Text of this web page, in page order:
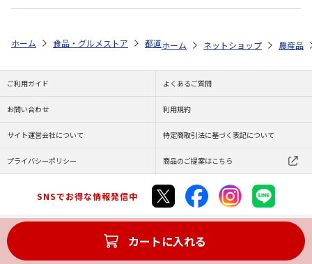
カートに入れる
ホーム 食品・グルメストア 都道府県から探す 北海道 富良野メ
ホーム ネットショップ 農産品
ご利用ガイド よくあるご質問
お問い合わせ 利用規約
サイト運営会社について 特定商取引法に基づく表記について
プライバシーポリシー 商品のご提案はこちら
SNSでお得な情報発信中
Copyright (C) JAPAN POST Co.,Ltd. All Rights Reserved.